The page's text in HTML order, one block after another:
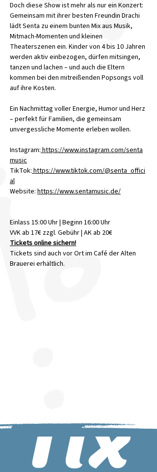
Doch diese Show ist mehr als nur ein Konzert:
Gemeinsam mit ihrer besten Freundin Drachi
lädt Senta zu einem bunten Mix aus Musik,
Mitmach-Momenten und kleinen
Theaterszenen ein. Kinder von 4 bis 10 Jahren
werden aktiv einbezogen, dürfen mitsingen,
tanzen und lachen – und auch die Eltern
kommen bei den mitreißenden Popsongs voll
auf ihre Kosten.
Ein Nachmittag voller Energie, Humor und Herz
– perfekt für Familien, die gemeinsam
unvergessliche Momente erleben wollen.
Instagram: https://www.instagram.com/senta
music
TikTok: https://www.tiktok.com/@senta_offici
al
Website: https://www.sentamusic.de/
Einlass 15:00 Uhr | Beginn 16:00 Uhr
VVK ab 17€ zzgl. Gebühr | AK ab 20€
Tickets online sichern!
Tickets sind auch vor Ort im Café der Alten
Brauerei erhältlich.